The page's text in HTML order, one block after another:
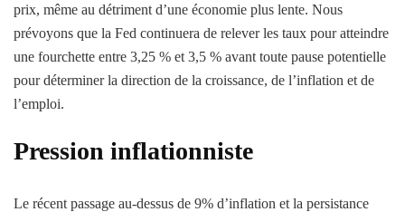
prix, même au détriment d’une économie plus lente. Nous
prévoyons que la Fed continuera de relever les taux pour atteindre
une fourchette entre 3,25 % et 3,5 % avant toute pause potentielle
pour déterminer la direction de la croissance, de l’inflation et de
l’emploi.
Pression inflationniste
Le récent passage au-dessus de 9% d’inflation et la persistance